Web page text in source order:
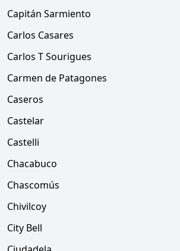
Capitán Sarmiento
Carlos Casares
Carlos T Sourigues
Carmen de Patagones
Caseros
Castelar
Castelli
Chacabuco
Chascomús
Chivilcoy
City Bell